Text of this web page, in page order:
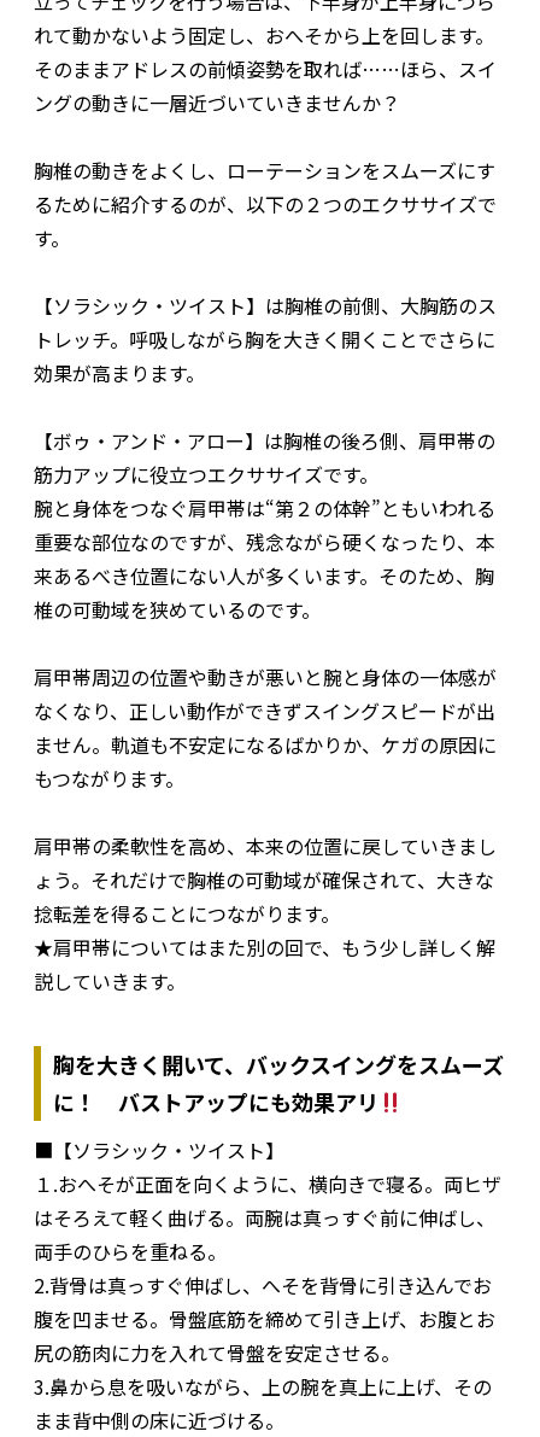
れて動かないよう固定し、おへそから上を回します。
そのままアドレスの前傾姿勢を取れば……ほら、スイ
ングの動きに一層近づいていきませんか？
胸椎の動きをよくし、ローテーションをスムーズにす
るために紹介するのが、以下の２つのエクササイズで
す。
【ソラシック・ツイスト】は胸椎の前側、大胸筋のス
トレッチ。呼吸しながら胸を大きく開くことでさらに
効果が高まります。
【ボゥ・アンド・アロー】は胸椎の後ろ側、肩甲帯の
筋力アップに役立つエクササイズです。
腕と身体をつなぐ肩甲帯は“第２の体幹”ともいわれる
重要な部位なのですが、残念ながら硬くなったり、本
来あるべき位置にない人が多くいます。そのため、胸
椎の可動域を狭めているのです。
肩甲帯周辺の位置や動きが悪いと腕と身体の一体感が
なくなり、正しい動作ができずスイングスピードが出
ません。軌道も不安定になるばかりか、ケガの原因に
もつながります。
肩甲帯の柔軟性を高め、本来の位置に戻していきまし
ょう。それだけで胸椎の可動域が確保されて、大きな
捻転差を得ることにつながります。
★肩甲帯についてはまた別の回で、もう少し詳しく解
説していきます。
胸を大きく開いて、バックスイングをスムーズ
に！ バストアップにも効果アリ
■【ソラシック・ツイスト】
１.おへそが正面を向くように、横向きで寝る。両ヒザ
はそろえて軽く曲げる。両腕は真っすぐ前に伸ばし、
両手のひらを重ねる。
2.背骨は真っすぐ伸ばし、へそを背骨に引き込んでお
腹を凹ませる。骨盤底筋を締めて引き上げ、お腹とお
尻の筋肉に力を入れて骨盤を安定させる。
3.鼻から息を吸いながら、上の腕を真上に上げ、その
まま背中側の床に近づける。